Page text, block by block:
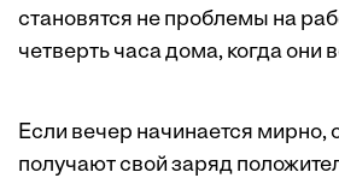
становятся не проблемы на
четверть часа дома, когда они
Если вечер начинается мирно,
получают свой заряд